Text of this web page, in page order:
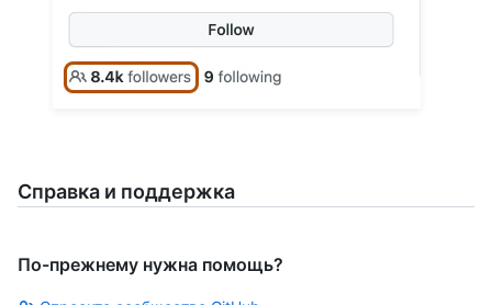
Справка и поддержка
По-прежнему нужна помощь?